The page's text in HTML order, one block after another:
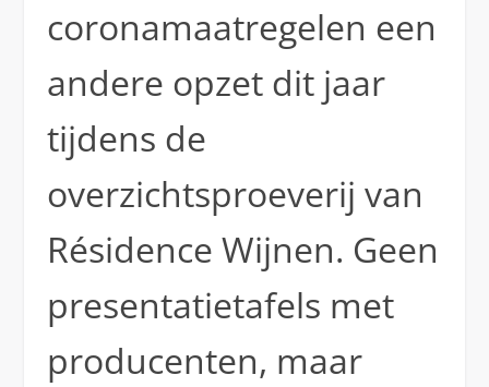
coronamaatregelen een
andere opzet dit jaar
tijdens de
overzichtsproeverij van
Résidence Wijnen. Geen
presentatietafels met
producenten, maar